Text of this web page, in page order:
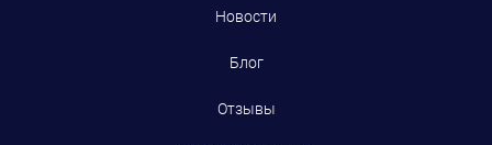
Новости
Блог
Отзывы